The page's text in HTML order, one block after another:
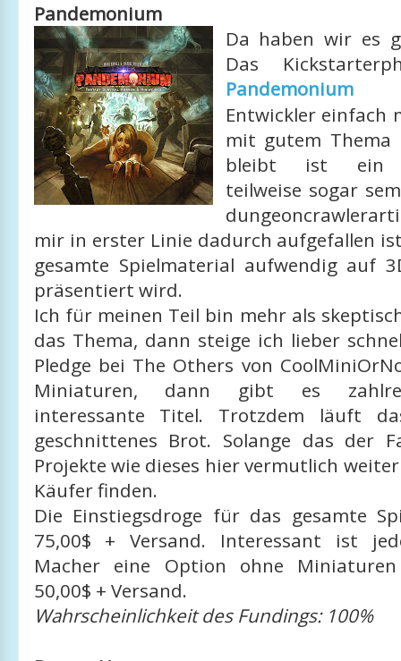
Pandemonium
Da haben wir es
Das
Pandemonium
Entwickler einfach
mit gutem Thema
bleibt ist ein
teilweise sogar
mir in erster Linie dadurch aufgefallen
gesamte Spielmaterial aufwendig auf
präsentiert wird.
Ich für meinen Teil bin mehr als
das Thema, dann steige ich lieber
Pledge bei The Others von
Miniaturen, dann gibt es
interessante Titel. Trotzdem läuft
geschnittenes Brot. Solange das der
Projekte wie dieses hier vermutlich
Käufer finden.
Die Einstiegsdroge für das gesamte
75,00$ + Versand. Interessant ist
Macher eine Option ohne
50,00$ + Versand.
Wahrscheinlichkeit des Fundings: 100%